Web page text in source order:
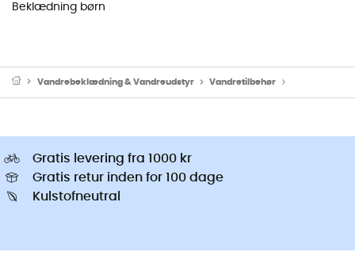
Beklædning børn
Vandrebeklædning & Vandreudstyr Vandretilbehør
Gratis levering fra 1000 kr
Gratis retur inden for 100 dage
Kulstofneutral